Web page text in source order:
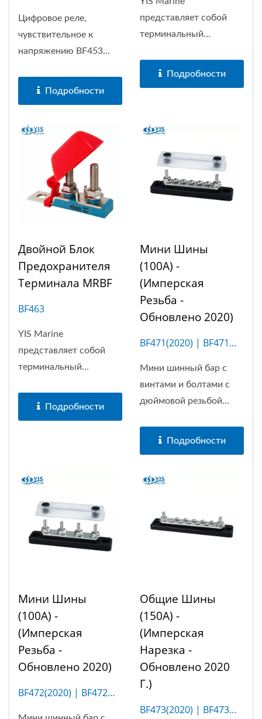
Цифровое реле,
чувствительное к
напряжению BF453
Подробности
представляет собой
терминальный
Подробности
Двойной Блок
Предохранителя
Терминала MRBF
BF463
YIS Marine
представляет собой
терминальный
Подробности
Мини Шины
(100A) -
(Имперская
Резьба -
Обновлено 2020)
BF471(2020) | BF471M
Мини шинный бар с
винтами и болтами с
дюймовой резьбой...
Подробности
Мини Шины
(100A) -
(Имперская
Резьба -
Обновлено 2020)
BF472(2020) | BF472M
Общие Шины
(150A) -
(имперская
Нарезка -
Обновлено 2020
Г.)
BF473(2020) | BF473M